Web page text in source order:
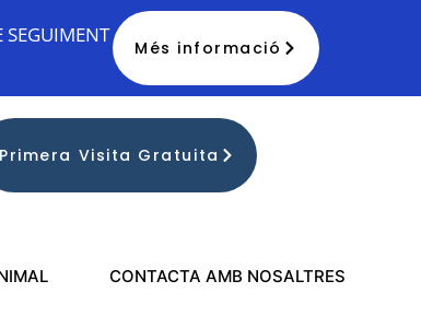
SEGUIMENT
Més informació
Primera Visita Gratuita
CONTACTA AMB NOSALTRES